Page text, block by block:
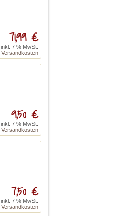
71,99 €
inkl. 7 % MwSt.
Versandkosten
9,50 €
inkl. 7 % MwSt.
Versandkosten
7,50 €
inkl. 7 % MwSt.
Versandkosten